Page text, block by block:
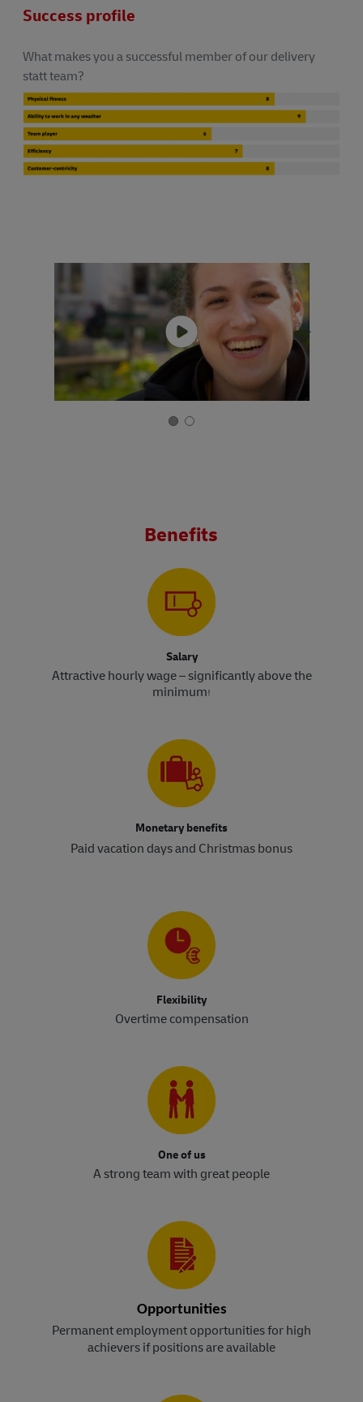
Success profile
What makes you a successful member of our delivery
statt team?
Benefits
Salary
Attractive hourly wage – significantly above the
minimum!​​​​​​​
Monetary benefits
Paid vacation days and Christmas bonus
Flexibility
Overtime compensation
One of us
A strong team with great people
Opportunities
Permanent employment opportunities for high
achievers if positions are available